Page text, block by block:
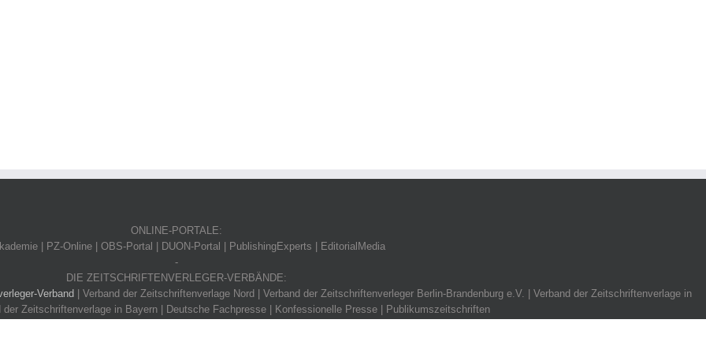
ONLINE-PORTALE:
| PZ-Online | OBS-Portal | DUON-Portal | PublishingExperts | EditorialMedia
-
DIE ZEITSCHRIFTENVERLEGER-VERBÄNDE:
Verband | Verband der Zeitschriftenverlage Nord | Verband der Zeitschriftenverleger Berlin-Brandenburg e.V. | Verband der Zeitschriftenverlage in
der Zeitschriftenverlage in Bayern | Deutsche Fachpresse | Konfessionelle Presse | Publikumszeitschriften